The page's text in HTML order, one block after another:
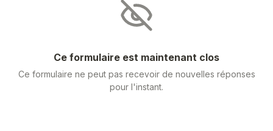
Ce formulaire est maintenant clos
Ce formulaire ne peut pas recevoir de nouvelles réponses
pour l'instant.